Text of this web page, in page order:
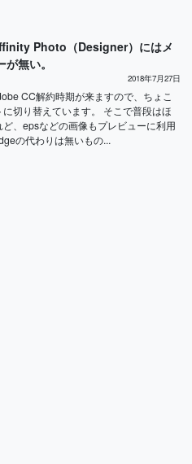
Photo（Designer）にはメ
無い。
2018年7月27日
CC解約時期が来ますので、ちょこ
切り替えています。 そこで普段はほ
ど、epsなどの画像もプレビューに利用
の代わりは無いもの...